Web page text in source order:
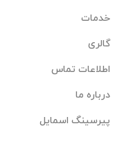
خدمات
گالری
اطلاعات تماس
درباره ما
پیرسینگ اسمایل